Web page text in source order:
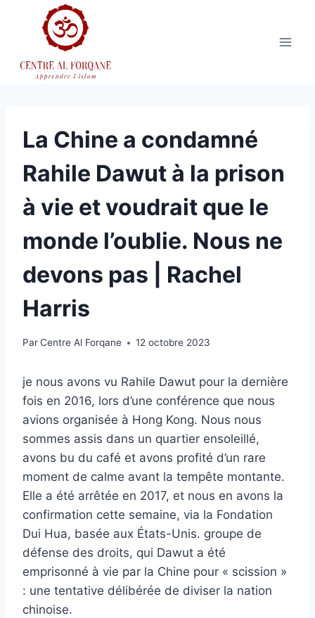
La Chine a condamné
Rahile Dawut à la prison
à vie et voudrait que le
monde l’oublie. Nous ne
devons pas | Rachel
Harris
ParCentre Al Forqane 12 octobre 2023
je nous avons vu Rahile Dawut pour la dernière
fois en 2016, lors d’une conférence que nous
avions organisée à Hong Kong. Nous nous
sommes assis dans un quartier ensoleillé,
avons bu du café et avons profité d’un rare
moment de calme avant la tempête montante.
Elle a été arrêtée en 2017, et nous en avons la
confirmation cette semaine, via la Fondation
Dui Hua, basée aux États-Unis. groupe de
défense des droits, qui Dawut a été
emprisonné à vie par la Chine pour « scission »
: une tentative délibérée de diviser la nation
chinoise.